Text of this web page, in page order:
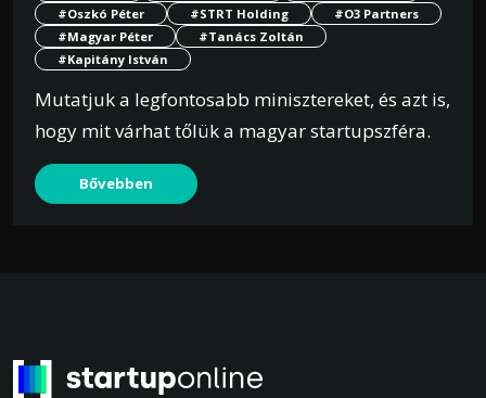
#Oszkó Péter
#STRT Holding
#O3 Partners
#Magyar Péter
#Tanács Zoltán
#Kapitány István
Mutatjuk a legfontosabb minisztereket, és azt is,
hogy mit várhat tőlük a magyar startupszféra.
Bővebben